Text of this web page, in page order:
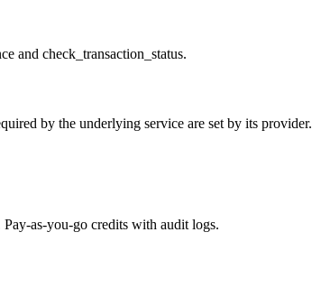
and check_transaction_status.
by the underlying service are set by its provider.
as-you-go credits with audit logs.